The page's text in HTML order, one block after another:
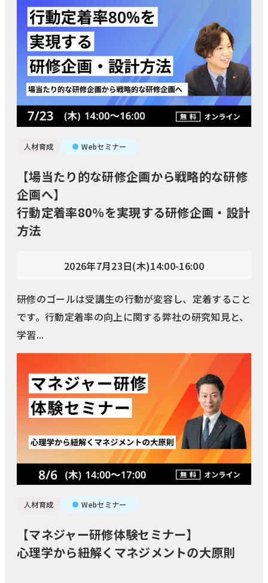
人材育成 Webセミナー
【場当たり的な研修企画から戦略的な研修
企画へ】
行動定着率80％を実現する研修企画・設計
方法
2026年7月23日(木)14:00-16:00
研修のゴールは受講生の行動が変容し、定着すること
です。行動定着率の向上に関する弊社の研究知見と、
学習...
人材育成 Webセミナー
【マネジャー研修体験セミナー】
心理学から紐解くマネジメントの大原則